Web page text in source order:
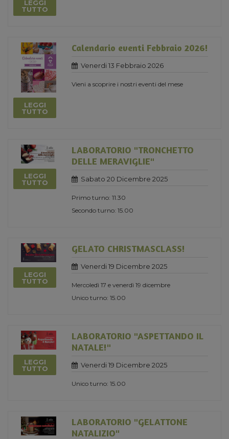
LEGGI
TUTTO
LEGGI
TUTTO
Calendario eventi Febbraio 2026!
Venerdi 13 Febbraio 2026
Vieni a scoprire i nostri eventi del mese
LEGGI
TUTTO
LABORATORIO "TRONCHETTO
DELLE MERAVIGLIE"
Sabato 20 Dicembre 2025
Primo turno: 11.30
Secondo turno: 15.00
LEGGI
TUTTO
GELATO CHRISTMASCLASS!
Venerdi 19 Dicembre 2025
Mercoledì 17 e venerdì 19 dicembre
Unico turno: 15.00
LEGGI
TUTTO
LABORATORIO "ASPETTANDO IL
NATALE!"
Venerdi 19 Dicembre 2025
Unico turno: 15.00
LABORATORIO "GELATTONE
NATALIZIO"